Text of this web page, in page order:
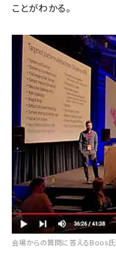
ことがわかる。
会場からの質問に答えるBoos氏